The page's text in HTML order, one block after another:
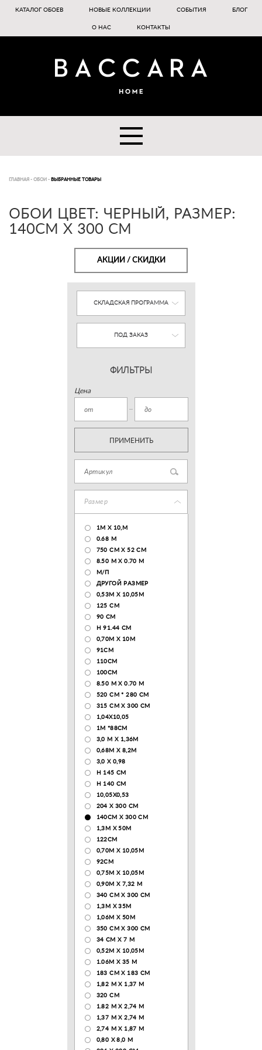
КАТАЛОГ ОБОЕВ НОВЫЕ КОЛЛЕКЦИИ СОБЫТИЯ БЛОГ
О НАС КОНТАКТЫ
ГЛАВНАЯ - ОБОИ - ВЫБРАННЫЕ ТОВАРЫ
ОБОИ ЦВЕТ: ЧЕРНЫЙ, РАЗМЕР:
140CM X 300 CM
АКЦИИ / СКИДКИ
СКЛАДСКАЯ ПРОГРАММА
ПОД ЗАКАЗ
ФИЛЬТРЫ
Цена
ПРИМЕНИТЬ
Размер
1М Х 10,М
0.68 M
750 CM X 52 CM
8.50 М X 0.70 М
М/П
ДРУГОЙ РАЗМЕР
0,53М Х 10,05М
125 CM
90 СМ
H 91.44 CM
0,70М Х 10М
91СМ
110CM
100CM
8.50 M X 0.70 M
520 СМ * 280 СМ
315 CM X 300 CM
1,04X10,05
1М *88СМ
3,0 М Х 1,36М
0,68М Х 8,2М
3,0 Х 0,98
H 145 CM
H 140 CM
10,05Х0,53
204 Х 300 СМ
140CM X 300 CM
1,3М Х 50М
122СМ
0,70М Х 10,05М
92CM
0,75М Х 10,05М
0,90М Х 7,32 М
340 CM X 300 CM
1,3M X 35M
1,06M X 50M
350 CM X 300 CM
34 CM X 7 M
0,52М Х 10,05М
1.06M X 35 M
183 СМ Х 183 СМ
1,82 М Х 1,37 М
320 CM
1.82 М Х 2,74 М
1,37 М Х 2,74 М
2,74 М Х 1,87 М
0,80 Х 8,0 М